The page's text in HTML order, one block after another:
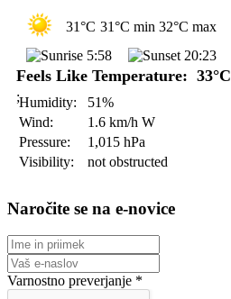
31°C 31°C min 32°C max
5:58
20:23
Feels Like Temperature: 33°C
;Humidity:
51%
Wind:
1.6 km/h W
Pressure:
1,015 hPa
Visibility:
not obstructed
Naročite se na e-novice
Varnostno preverjanje *